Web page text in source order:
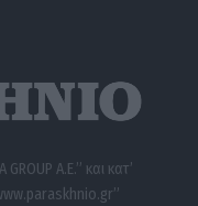
A.E.” και κατ’